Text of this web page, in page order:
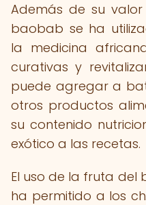
Además de su
baobab se ha
la medicina
curativas y
puede agregar a
otros productos
su contenido
exótico a las recetas.
El uso de la fruta
ha permitido a los